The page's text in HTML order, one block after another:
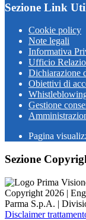
Sezione Link
Cookie policy
Note legali
Informativa
Ufficio
Dichiarazione
Obiettivi di
Gestione
Pagina
Sezione
Copyright 2026 |
Parma S.p.A. |
Disclaimer